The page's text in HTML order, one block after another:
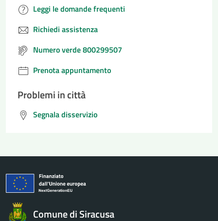
Leggi le domande frequenti
Richiedi assistenza
Numero verde 800299507
Prenota appuntamento
Problemi in città
Segnala disservizio
Comune di Siracusa